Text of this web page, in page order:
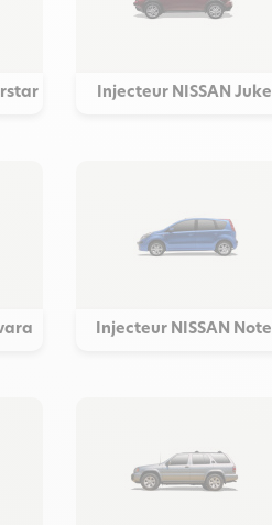
Injecteur NISSAN Juke
Injecteur NISSAN Note